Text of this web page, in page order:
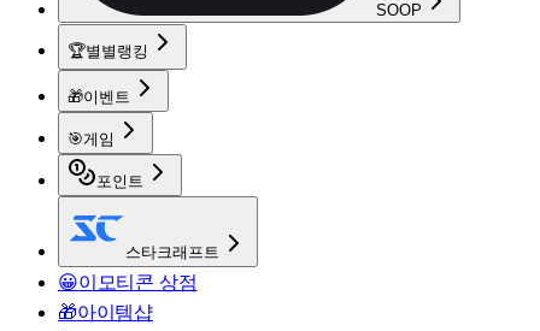
SOOP
🏆별별랭킹
🎁이벤트
🎯게임
포인트
스타크래프트
😀이모티콘 상점
🎁아이템샵